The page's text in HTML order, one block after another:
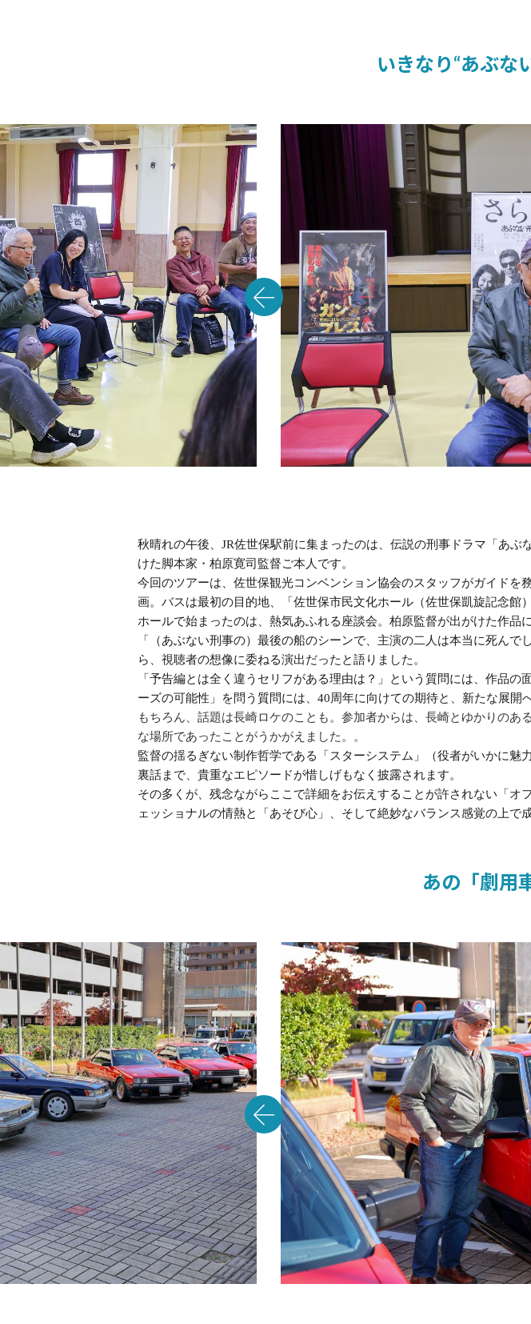
いきなり“あぶな
秋晴れの午後、JR佐世保駅前に集まったのは、伝説の刑事ドラマ「あ
けた脚本家・柏原寛司監督ご本人です。
今回のツアーは、佐世保観光コンベンション協会のスタッフがガイド
画。バスは最初の目的地、「佐世保市民文化ホール（佐世保凱旋記念館
ホールで始まったのは、熱気あふれる座談会。柏原監督が出がけた作品
「（あぶない刑事の）最後の船のシーンで、主演の二人は本当に死ん
ら、視聴者の想像に委ねる演出だったと語りました。
「予告編とは全く違うセリフがある理由は？」という質問には、作品
ーズの可能性」を問う質問には、40周年に向けての期待と、新たな展開
もちろん、話題は長崎ロケのことも。参加者からは、長崎とゆかりの
な場所であったことがうかがえました。。
監督の揺るぎない制作哲学である「スターシステム」（役者がいかに
裏話まで、貴重なエピソードが惜しげもなく披露されます。
その多くが、残念ながらここで詳細をお伝えすることが許されない「
ェッショナルの情熱と「あそび心」、そして絶妙なバランス感覚の上で
あの「劇用